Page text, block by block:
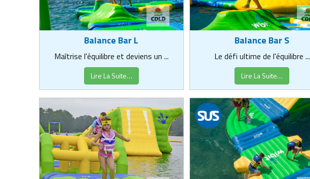
Balance Bar L
Maîtrise l'équilibre et deviens un ...
Lire La Suite…
Balance Bar S
Le défi ultime de l'équilibre ...
Lire La Suite…